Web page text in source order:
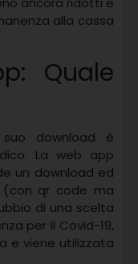
alla cassa
Quale
download è
La web app
un download ed
(con qr code ma
di una scelta
per il Covid-19,
e viene utilizzata